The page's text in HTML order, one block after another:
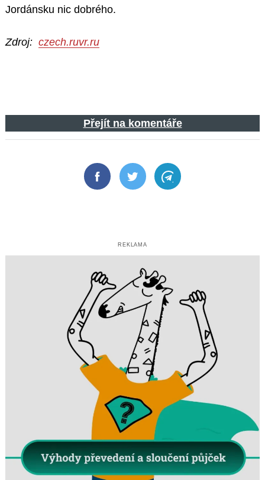
Jordánsku nic dobrého.
Zdroj: czech.ruvr.ru
Přejít na komentáře
FacebookTwitter Telegram
REKLAMA